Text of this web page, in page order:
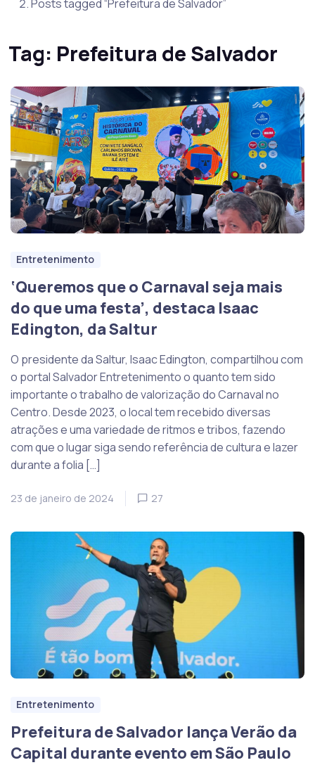
Posts tagged “Prefeitura de Salvador”
Tag: Prefeitura de Salvador
Entretenimento
‘Queremos que o Carnaval seja mais
do que uma festa’, destaca Isaac
Edington, da Saltur
O presidente da Saltur, Isaac Edington, compartilhou com
o portal Salvador Entretenimento o quanto tem sido
importante o trabalho de valorização do Carnaval no
Centro. Desde 2023, o local tem recebido diversas
atrações e uma variedade de ritmos e tribos, fazendo
com que o lugar siga sendo referência de cultura e lazer
durante a folia […]
23 de janeiro de 2024 27
Entretenimento
Prefeitura de Salvador lança Verão da
Capital durante evento em São Paulo